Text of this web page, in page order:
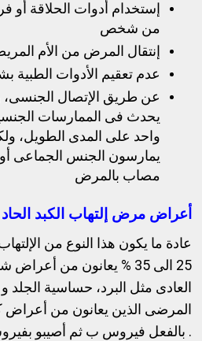
إستخدام أدوات الحلاقة أو
من شخص
إنتقال المرض من الأم
عدم تعقيم الأدوات الطبية
عن طريق الإتصال الجنسى،
يحدث فى الممارسات
واحد على المدى الطويل،
يمارسون الجنس الجماعى
مصاب بالمرض
أعراض مرض إلتهاب الكبد الحاد
عادة ما يكون هذا النوع من
25 الى 35 % يعانون من
العادى مثل البرد، حساسية الجلد
المرضى الذين يعانون من أعراض
.